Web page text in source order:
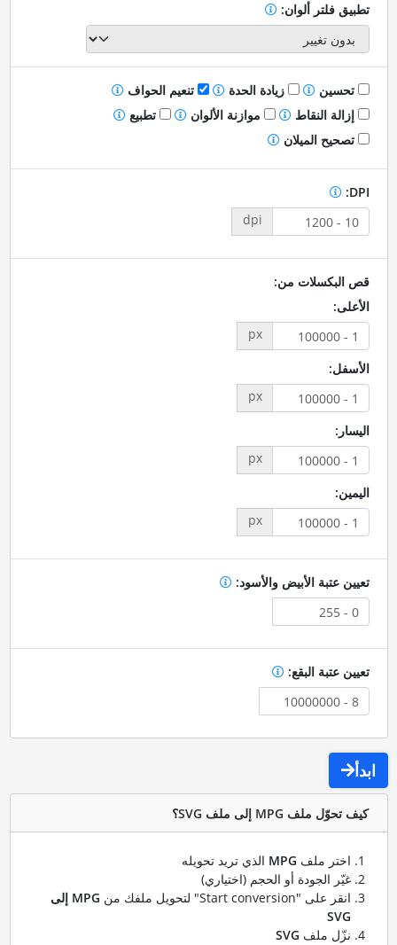
تطبيق فلتر ألوان:
تحسين زيادة الحدة
تنعيم الحواف
إزالة النقاط
موازنة الألوان
تطبيع
تصحيح الميلان
DPI:
dpi
قص البكسلات من:
الأعلى:
px
الأسفل:
px
اليسار:
px
اليمين:
px
تعيين عتبة الأبيض والأسود:
تعيين عتبة البقع:
ابدأ
كيف تحوّل ملف MPG إلى ملف SVG؟
اختر ملف MPGالذي تريد تحويله
غيّر الجودة أو الحجم (اختياري)
انقر على "Start conversion" لتحويل ملفك من
MPG إلى
SVG
نزّل ملف SVG